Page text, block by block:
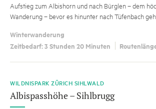
Aufstieg zum Albishorn und nach Bürglen – dem
Wanderung – bevor es hinunter nach Tüfenbach
Winterwanderung
Zeitbedarf: 3 Stunden 20 Minuten
WILDNISPARK ZÜRICH SIHLWALD
Albispasshöhe – Sihlbrugg